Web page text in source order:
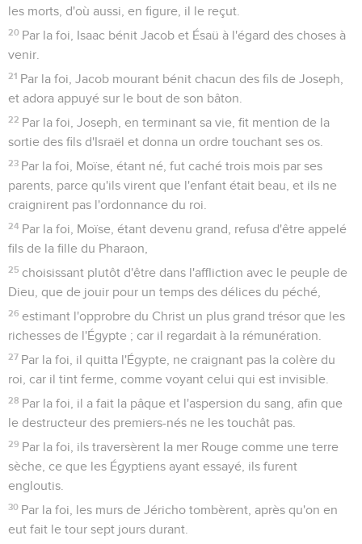
les morts, d'où aussi, en figure, il le reçut.
20 Par la foi, Isaac bénit Jacob et Ésaü à l'égard des choses à
venir.
21 Par la foi, Jacob mourant bénit chacun des fils de Joseph,
et adora appuyé sur le bout de son bâton.
22 Par la foi, Joseph, en terminant sa vie, fit mention de la
sortie des fils d'Israël et donna un ordre touchant ses os.
23 Par la foi, Moïse, étant né, fut caché trois mois par ses
parents, parce qu'ils virent que l'enfant était beau, et ils ne
craignirent pas l'ordonnance du roi.
24 Par la foi, Moïse, étant devenu grand, refusa d'être appelé
fils de la fille du Pharaon,
25 choisissant plutôt d'être dans l'affliction avec le peuple de
Dieu, que de jouir pour un temps des délices du péché,
26 estimant l'opprobre du Christ un plus grand trésor que les
richesses de l'Égypte ; car il regardait à la rémunération.
27 Par la foi, il quitta l'Égypte, ne craignant pas la colère du
roi, car il tint ferme, comme voyant celui qui est invisible.
28 Par la foi, il a fait la pâque et l'aspersion du sang, afin que
le destructeur des premiers-nés ne les touchât pas.
29 Par la foi, ils traversèrent la mer Rouge comme une terre
sèche, ce que les Égyptiens ayant essayé, ils furent
engloutis.
30 Par la foi, les murs de Jéricho tombèrent, après qu'on en
eut fait le tour sept jours durant.